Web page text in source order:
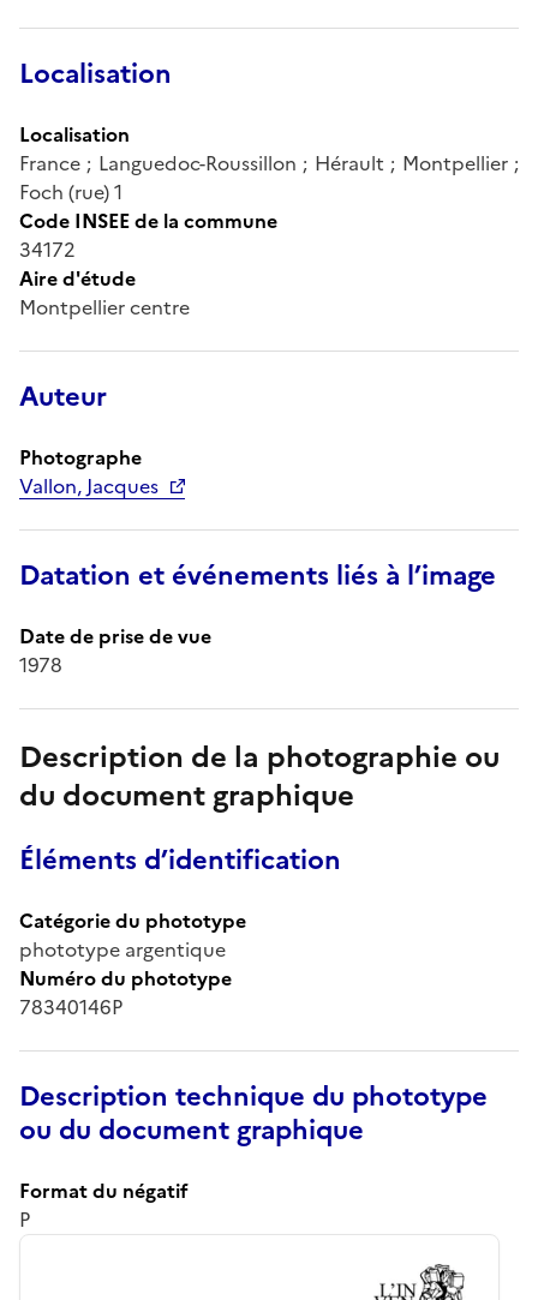
Localisation
Localisation
France ; Languedoc-Roussillon ; Hérault ; Montpellier ;
Foch (rue) 1
Code INSEE de la commune
34172
Aire d'étude
Montpellier centre
Auteur
Photographe
Vallon, Jacques
Datation et événements liés à l’image
Date de prise de vue
1978
Description de la photographie ou
du document graphique
Éléments d’identification
Catégorie du phototype
phototype argentique
Numéro du phototype
78340146P
Description technique du phototype
ou du document graphique
Format du négatif
P